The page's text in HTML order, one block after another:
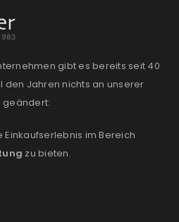
gibt es bereits seit 40
den Jahren nichts an unserer
geändert:
im Bereich
zu bieten.